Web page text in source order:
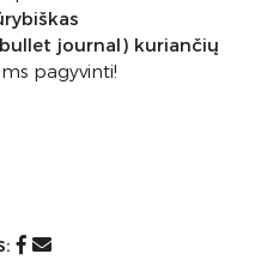
journal) kuriančių
pagyvinti!